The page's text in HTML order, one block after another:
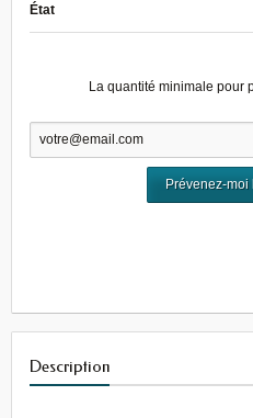
État
La quantité minimale pour
Prévenez-
Description